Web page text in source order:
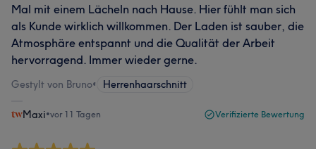
Mal mit einem Lächeln nach Hause. Hier fühlt man sich
als Kunde wirklich willkommen. Der Laden ist sauber, die
Atmosphäre entspannt und die Qualität der Arbeit
hervorragend. Immer wieder gerne.
Gestylt von Bruno• Herrenhaarschnitt
Maxi•vor 11 Tagen Verifizierte Bewertung